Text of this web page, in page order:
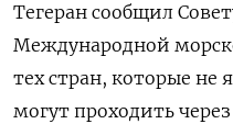
Тегеран сообщил
Международной
тех стран, которые не
могут проходить